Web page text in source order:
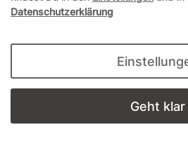
Rechtliches
Social Media
office@backstars.de
Wir antworten Ihnen schnellstmöglich. An
Datenschutzerklärung
Geht klar